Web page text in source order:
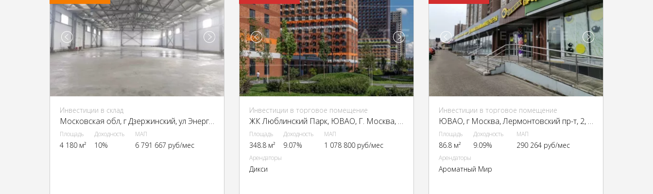
Инвестиции в склад
Московская обл, г Дзержинский, ул Энергетиков, д 30 стр 2, г Дзержинский, Энергетиков ул., 30
Площадь
4 180 м²
Доходность
10%
МАП
6 791 667 руб/мес
Инвестиции в торговое помещение
ЖК Люблинский Парк, ЮВАО, Г. Москва, ЖК Люблинский Парк, к16
Площадь
348.8 м²
Доходность
9.07%
МАП
1 078 800 руб/мес
Арендаторы
Дикси
Инвестиции в торговое помещение
ЮВАО, г Москва, Лермонтовский пр-т, 2, кор. 1
Площадь
86.8 м²
Доходность
9.09%
МАП
290 264 руб/мес
Арендаторы
Ароматный Мир